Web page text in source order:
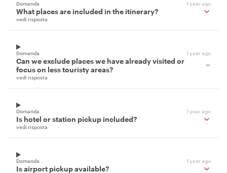
Domanda 1 year ago
What places are included in the itinerary?
vedi risposta
Domanda 1 year ago
Can we exclude places we have already visited or
focus on less touristy areas?
vedi risposta
Domanda 1 year ago
Is hotel or station pickup included?
vedi risposta
Domanda 1 year ago
Is airport pickup available?